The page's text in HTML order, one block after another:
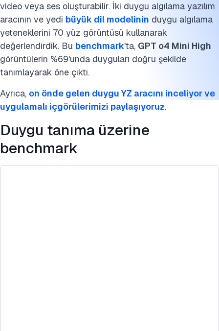
video veya ses oluşturabilir. İki duygu algılama yazılım
aracının ve yedi büyük dil modelinin duygu algılama
yeteneklerini 70 yüz görüntüsü kullanarak
değerlendirdik. Bu benchmark'ta, GPT o4 Mini High
görüntülerin %69'unda duyguları doğru şekilde
tanımlayarak öne çıktı.
Ayrıca, on önde gelen duygu YZ aracını inceliyor ve
uygulamalı içgörülerimizi paylaşıyoruz.
Duygu tanıma üzerine
benchmark
Hume Octave
Değerlendirme kriterleri
Bu benchmarkı kaynak gösterin